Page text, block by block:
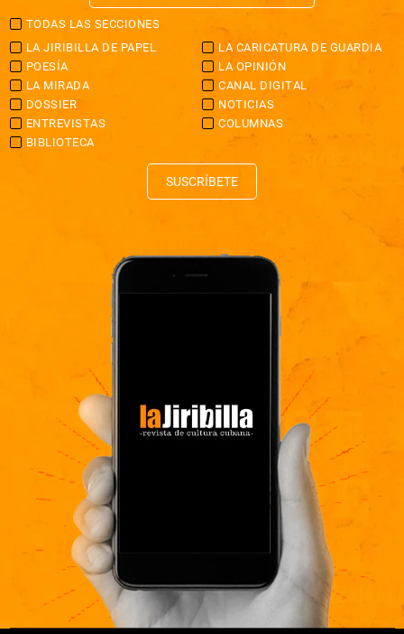
TODAS LAS SECCIONES
LA JIRIBILLA DE PAPEL
LA CARICATURA DE GUARDIA
POESÍA
LA OPINIÓN
LA MIRADA
CANAL DIGITAL
DOSSIER
NOTICIAS
ENTREVISTAS
COLUMNAS
BIBLIOTECA
SUSCRÍBETE